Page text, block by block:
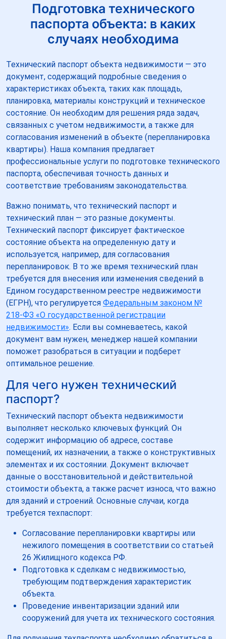
Подготовка технического
паспорта объекта: в каких
случаях необходима
Технический паспорт объекта недвижимости — это
документ, содержащий подробные сведения о
характеристиках объекта, таких как площадь,
планировка, материалы конструкций и техническое
состояние. Он необходим для решения ряда задач,
связанных с учетом недвижимости, а также для
согласования изменений в объекте (перепланировка
квартиры). Наша компания предлагает
профессиональные услуги по подготовке технического
паспорта, обеспечивая точность данных и
соответствие требованиям законодательства.
Важно понимать, что технический паспорт и
технический план — это разные документы.
Технический паспорт фиксирует фактическое
состояние объекта на определенную дату и
используется, например, для согласования
перепланировок. В то же время технический план
требуется для внесения или изменения сведений в
Едином государственном реестре недвижимости
(ЕГРН), что регулируется Федеральным законом №
218-ФЗ «О государственной регистрации
недвижимости». Если вы сомневаетесь, какой
документ вам нужен, менеджер нашей компании
поможет разобраться в ситуации и подберет
оптимальное решение.
Для чего нужен технический
паспорт?
Технический паспорт объекта недвижимости
выполняет несколько ключевых функций. Он
содержит информацию об адресе, составе
помещений, их назначении, а также о конструктивных
элементах и их состоянии. Документ включает
данные о восстановительной и действительной
стоимости объекта, а также расчет износа, что важно
для зданий и строений. Основные случаи, когда
требуется техпаспорт:
Согласование перепланировки квартиры или
нежилого помещения в соответствии со статьей
26 Жилищного кодекса РФ.
Подготовка к сделкам с недвижимостью,
требующим подтверждения характеристик
объекта.
Проведение инвентаризации зданий или
сооружений для учета их технического состояния.